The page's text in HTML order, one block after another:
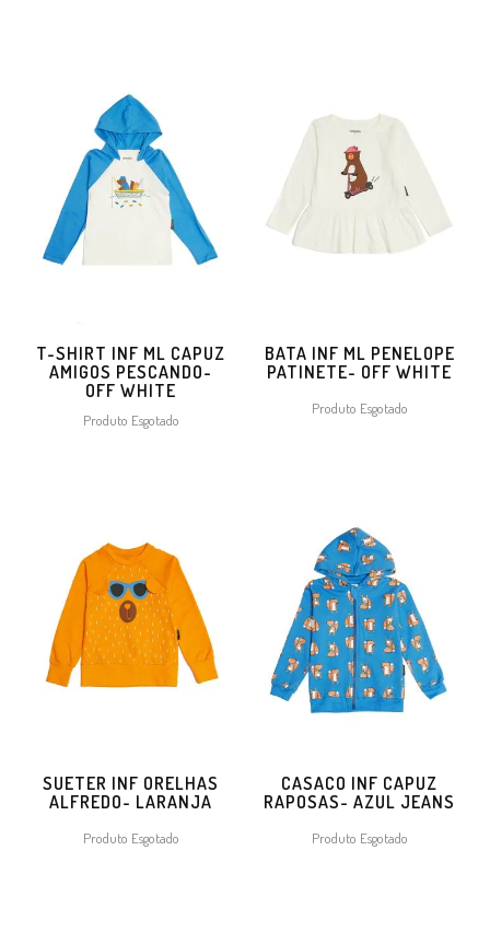
T-SHIRT INF ML CAPUZ
AMIGOS PESCANDO-
OFF WHITE
Produto Esgotado
BATA INF ML PENELOPE
PATINETE- OFF WHITE
Produto Esgotado
SUETER INF ORELHAS
ALFREDO- LARANJA
Produto Esgotado
CASACO INF CAPUZ
RAPOSAS- AZUL JEANS
Produto Esgotado